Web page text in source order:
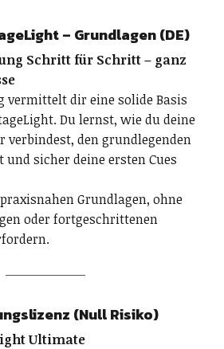
– Grundlagen (DE)
Schritt für Schritt – ganz
vermittelt dir eine solide Basis
Du lernst, wie du deine
verbindest, den grundlegenden
sicher deine ersten Cues
Grundlagen, ohne
oder fortgeschrittenen
(Null Risiko)
Ultimate